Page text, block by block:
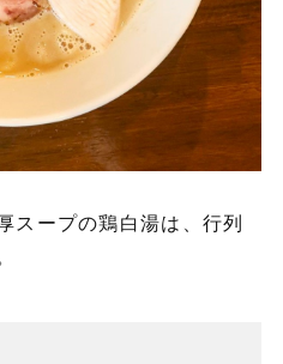
スープの鶏白湯は、行列